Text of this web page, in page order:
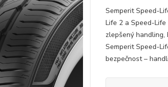
Semperit Speed-
Life 2 a Speed-
zlepšený handling,
Semperit Speed-
bezpečnost –